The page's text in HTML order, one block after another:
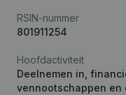
RSIN-nummer
801911254
Hoofdactiviteit
Deelnemen in,
vennootschappen en